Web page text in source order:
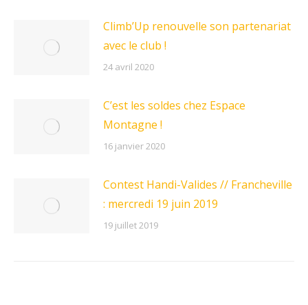
Climb’Up renouvelle son partenariat
avec le club !
24 avril 2020
C’est les soldes chez Espace
Montagne !
16 janvier 2020
Contest Handi-Valides // Francheville
: mercredi 19 juin 2019
19 juillet 2019